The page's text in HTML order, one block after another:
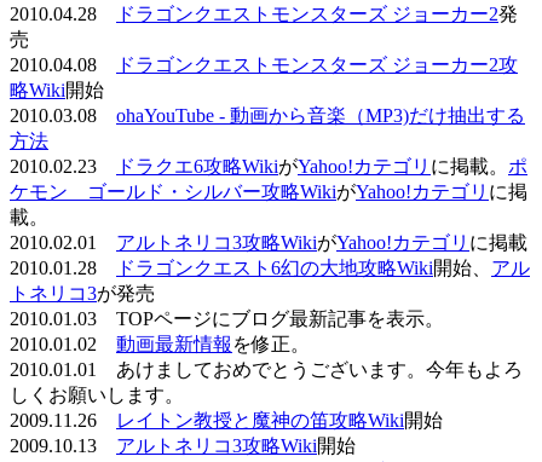
2010.04.28
ドラゴンクエストモンスターズ ジョーカー2発
売
2010.04.08
ドラゴンクエストモンスターズ ジョーカー2攻
略Wiki開始
2010.03.08 ohaYouTube - 動画から音楽（MP3)だけ抽出する
方法
2010.02.23
ドラクエ6攻略WikiがYahoo!カテゴリ に掲載。 ポ
ケモン ゴールド・シルバー攻略WikiがYahoo!カテゴリ に掲
載。
2010.02.01 アルトネリコ3攻略WikiがYahoo!カテゴリ に掲載
2010.01.28
ドラゴンクエスト6幻の大地攻略Wiki開始、 アル
トネリコ3が発売
2010.01.03 TOPページにブログ最新記事を表示。
2010.01.02 動画最新情報 を修正。
2010.01.01 あけましておめでとうございます。今年もよろ
しくお願いします。
2009.11.26
レイトン教授と魔神の笛攻略Wiki開始
2009.10.13 アルトネリコ3攻略Wiki開始